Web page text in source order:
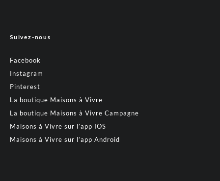
Suivez-nous
Facebook
Instagram
Pinterest
La boutique Maisons à Vivre
La boutique Maisons à Vivre Campagne
Maisons à Vivre sur l’app IOS
Maisons à Vivre sur l’app Android